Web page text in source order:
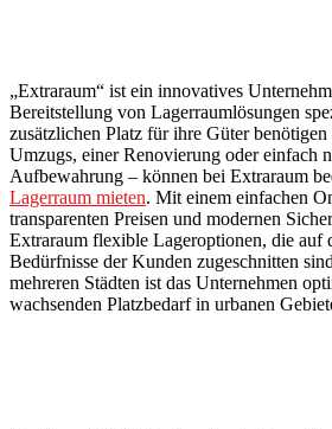
„Extraraum“ ist ein innovatives
Bereitstellung von Lagerraumlösungen
zusätzlichen Platz für ihre Güter benötigen
Umzugs, einer Renovierung oder einfach
Aufbewahrung – können bei Extraraum
Lagerraum mieten. Mit einem einfachen
transparenten Preisen und modernen
Extraraum flexible Lageroptionen, die auf
Bedürfnisse der Kunden zugeschnitten
mehreren Städten ist das Unternehmen
wachsenden Platzbedarf in urbanen